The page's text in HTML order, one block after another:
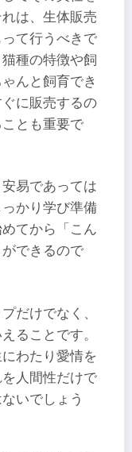
は、生体販売
て行うべきで
種の特徴や飼
んと飼育でき
に販売するの
とも重要で
易であっては
かり学び準備
てから「こん
できるので
だけでなく、
ることです。
わたり愛情を
人間性だけで
いでしょう